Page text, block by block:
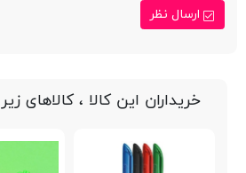
ارسال نظر
خریداران این کالا ، کالاهای